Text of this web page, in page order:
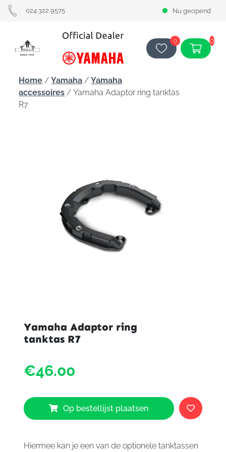
024 322 9575 Nu geopend
0 0
Home /Yamaha /Yamaha
accessoires / Yamaha Adaptor ring tanktas
R7
Yamaha Adaptor ring
tanktas R7
€46.00
Op bestellijst plaatsen
Hiermee kan je een van de optionele tanktassen